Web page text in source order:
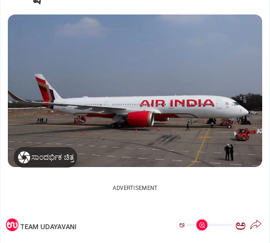
ಸಾಂದರ್ಭಿಕ ಚಿತ್ರ
ADVERTISEMENT
TEAM UDAYAVANI ಅ ಅ